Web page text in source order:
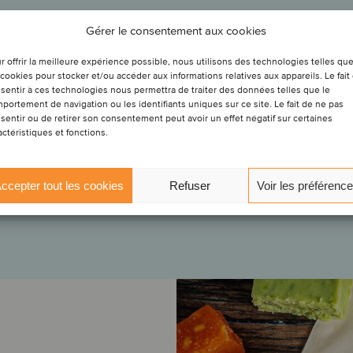
Gérer le consentement aux cookies
offrir la meilleure expérience possible, nous utilisons des technologies telles que
pour stocker et/ou accéder aux informations relatives aux appareils. Le fait
à ces technologies nous permettra de traiter des données telles que le
de navigation ou les identifiants uniques sur ce site. Le fait de ne pas
ou de retirer son consentement peut avoir un effet négatif sur certaines
et fonctions.
tout les cookies Refuser Voir les
an
to fuel
the
family shareholders, with limited experience in M&A, we decided to
Oaklins' team in Belgium to help us in our search for a suitable,
partner. The team quickly proved to be a reliable advisor, that speaks
of us as entrepreneurs, as well as that of financial and strategic
In the end they managed to secure a deal that benefits all parties
Bert Lodewyckx